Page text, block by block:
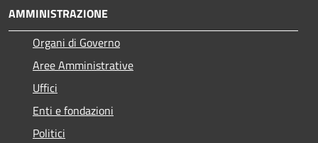
AMMINISTRAZIONE
Organi di Governo
Aree Amministrative
Uffici
Enti e fondazioni
Politici